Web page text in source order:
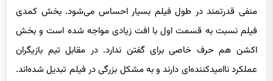
منفی قدرتمند در طول فیلم بسیار احساس می‌شود. بخش کمدی
فیلم نسبت به قسمت اول با افت زیادی مواجه شده است و بخش
اکشن هم حرف خاصی برای گفتن ندارد. در مقابل تیم بازیگران
عملکرد ناامید‌کننده‌ای دارند و به مشکل بزرگی در فیلم تبدیل شده‌اند.